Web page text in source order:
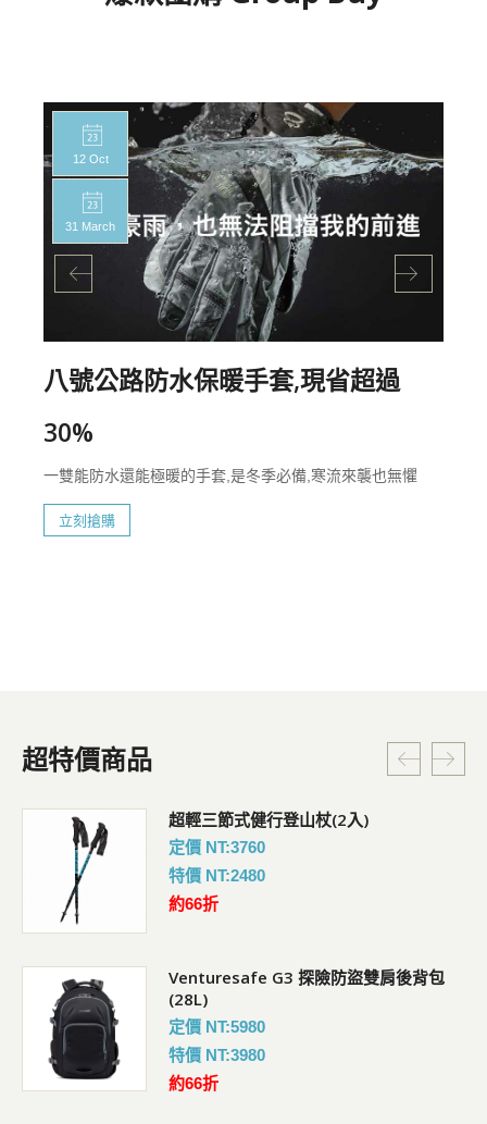
12 Oct
31 March
八號公路防水保暖手套,現省超過
30%
一雙能防水還能極暖的手套,是冬季必備,寒流來襲也無懼
立刻搶購
超特價商品
超輕三節式健行登山杖(2入)
定價 NT:3760
特價 NT:2480
約66折
Venturesafe G3 探險防盜雙肩後背包
(28L)
定價 NT:5980
特價 NT:3980
約66折